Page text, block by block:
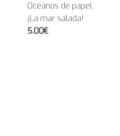
Océanos de papel.
¡La mar salada!
5.00€